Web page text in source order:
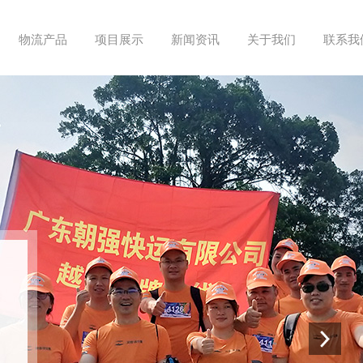
物流产品 项目展示 新闻资讯 关于我们 联系我